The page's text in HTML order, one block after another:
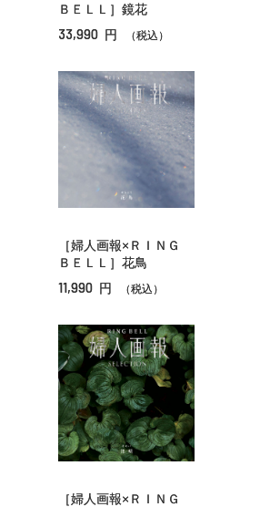
ＢＥＬＬ］鏡花
33,990 円 （税込）
［婦人画報×ＲＩＮＧ
ＢＥＬＬ］花鳥
11,990 円 （税込）
［婦人画報×ＲＩＮＧ